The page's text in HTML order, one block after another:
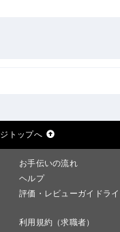
トップへ
お手伝いの流れ
ヘルプ
評価・レビューガイドラ
利用規約（求職者）